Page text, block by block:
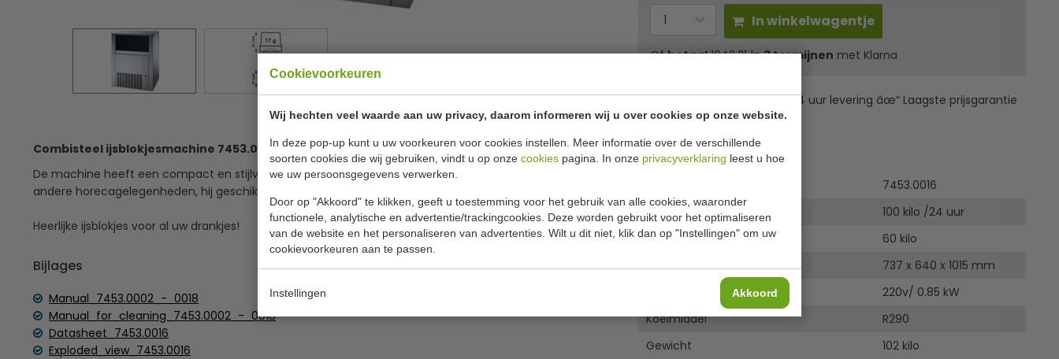
Cookievoorkeuren
Wij hechten veel waarde aan uw privacy, daarom informeren wij u over cookies op onze website.
In deze pop-up kunt u uw voorkeuren voor cookies instellen. Meer informatie over de verschillende
soorten cookies die wij gebruiken, vindt u op onze cookies pagina. In onze privacyverklaring leest u hoe
we uw persoonsgegevens verwerken.
Door op "Akkoord" te klikken, geeft u toestemming voor het gebruik van alle cookies, waaronder
functionele, analytische en advertentie/trackingcookies. Deze worden gebruikt voor het optimaliseren
van de website en het personaliseren van advertenties. Wilt u dit niet, klik dan op "Instellingen" om uw
cookievoorkeuren aan te passen.
Instellingen Akkoord
In winkelwagentje
Ofbetaal1042,21in 3 termijnen met Klarna
âœ“ Gratis verzending âœ“ 24 uur levering âœ“ Laagste prijsgarantie
Combisteel ijsblokjesmachine 7453.0016
De machine heeft een compact en stijlvol design en is de perfecte ijsblokjesmachine voor bars, pubs en
andere horecagelegenheden, hij geschikt voor intensief gebruik in een professionele omgeving.
Heerlijke ijsblokjes voor al uw drankjes!
Bijlages
Manual_7453.0002_-_0018
Manual_for_cleaning_7453.0002_-_0018
Datasheet_7453.0016
Exploded_view_7453.0016
Specificaties
7453.0016
Productie
100 kilo /24 uur
Bunker
60 kilo
B x D x H
737 x 640 x 1015 mm
220v/ 0.85 kW
Koelmiddel
R290
Gewicht
102 kilo